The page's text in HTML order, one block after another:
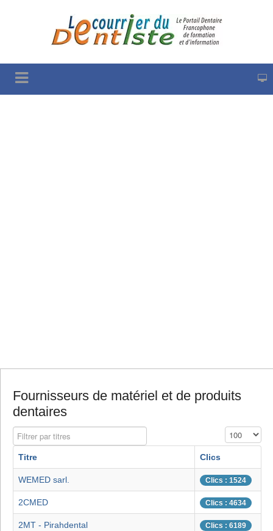
Fournisseurs de matériel et de produits
dentaires
Filtrer par titres Affichage #
Titre Clics
WEMED sarl. Clics : 1524
2CMED Clics : 4634
2MT - Pirahdental Clics : 6189